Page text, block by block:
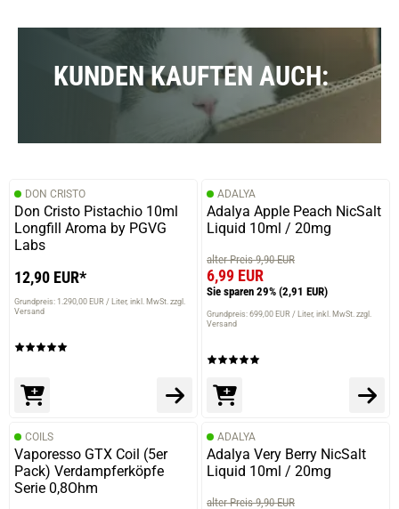
KUNDEN KAUFTEN AUCH:
DON CRISTO
Don Cristo Pistachio 10ml
Longfill Aroma by PGVG
Labs
12,90 EUR*
Grundpreis: 1.290,00 EUR / Liter inkl. MwSt. zzgl.
Versand
ADALYA
Adalya Apple Peach NicSalt
Liquid 10ml / 20mg
alter Preis 9,90 EUR
6,99 EUR
Sie sparen 29% (2,91 EUR)
Grundpreis: 699,00 EUR / Liter inkl. MwSt. zzgl.
Versand
COILS
Vaporesso GTX Coil (5er
Pack) Verdampferköpfe
Serie 0,8Ohm
ADALYA
Adalya Very Berry NicSalt
Liquid 10ml / 20mg
alter Preis 9,90 EUR